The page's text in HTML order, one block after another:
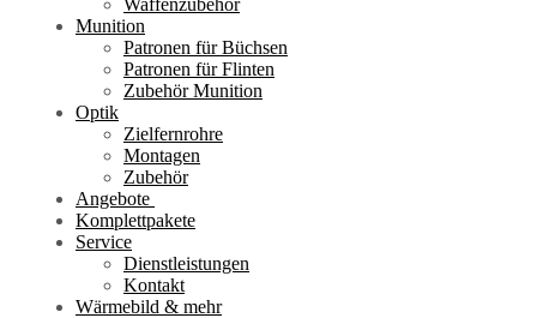
Waffenzubehör
Munition
Patronen für Büchsen
Patronen für Flinten
Zubehör Munition
Optik
Zielfernrohre
Montagen
Zubehör
Angebote
Komplettpakete
Service
Dienstleistungen
Kontakt
Wärmebild & mehr